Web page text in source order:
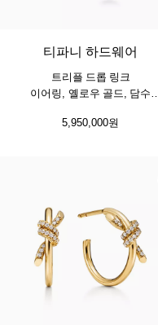
티파니 하드웨어
트리플 드롭 링크
이어링, 옐로우 골드, 담수
5,950,000원